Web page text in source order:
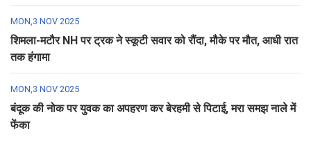
MON,3 NOV 2025
शिमला-मटौर NH पर ट्रक ने स्कूटी सवार को रौंदा, मौके पर मौत, आधी रात
तक हंगामा
MON,3 NOV 2025
बंदूक की नोक पर युवक का अपहरण कर बेरहमी से पिटाई, मरा समझ नाले में
फेंका